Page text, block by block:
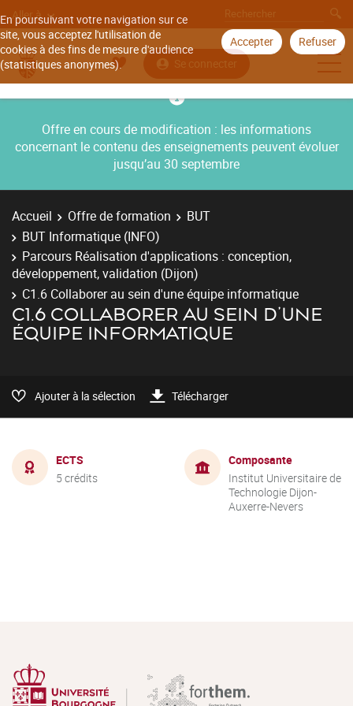
En poursuivant votre navigation sur ce
site, vous acceptez l'utilisation de
cookies à des fins de mesure d'audience
(statistiques anonymes).
Accepter Refuser
Aller à
Se connecter
Offre en cours de modification : les informations
concernant le contenu des enseignements peuvent évoluer
jusqu’au 30 septembre
Accueil Offre de formation
BUT
BUT Informatique (INFO)
Parcours Réalisation d'applications : conception,
développement, validation (Dijon)
C1.6 Collaborer au sein d'une équipe informatique
C1.6 COLLABORER AU SEIN D'UNE
ÉQUIPE INFORMATIQUE
Ajouter à la sélection Télécharger
ECTS
5 crédits
Composante
Institut Universitaire de
Technologie Dijon-
Auxerre-Nevers